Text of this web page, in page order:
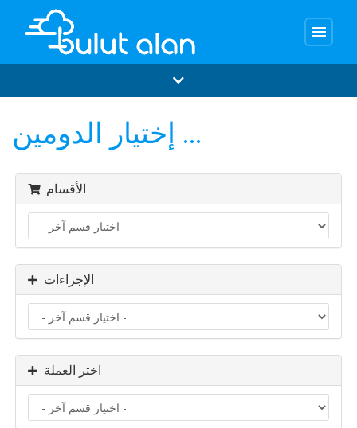
menu
إختيار الدومين ...
الأقسام
الإجراءات
اختر العملة